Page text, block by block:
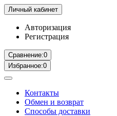
Личный кабинет
Авторизация
Регистрация
Сравнение:0
Избранное:0
Контакты
Обмен и возврат
Способы доставки